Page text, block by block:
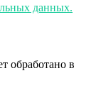
данных.
обработано в